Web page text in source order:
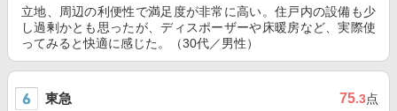
立地、周辺の利便性で満足度が非常に高い。住戸内の設備も少
し過剰かとも思ったが、ディスポーザーや床暖房など、実際使
ってみると快適に感じた。（30代／男性）
東急 75.3点